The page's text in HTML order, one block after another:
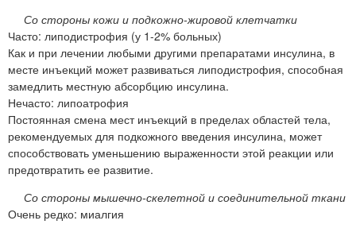
Со стороны кожи и подкожно-жировой клетчатки
Часто: липодистрофия (у 1-2% больных)
Как и при лечении любыми другими препаратами инсулина, в
месте инъекций может развиваться липодистрофия, способная
замедлить местную абсорбцию инсулина.
Нечасто: липоатрофия
Постоянная смена мест инъекций в пределах областей тела,
рекомендуемых для подкожного введения инсулина, может
способствовать уменьшению выраженности этой реакции или
предотвратить ее развитие.
Со стороны мышечно-скелетной и соединительной ткани
Очень редко: миалгия